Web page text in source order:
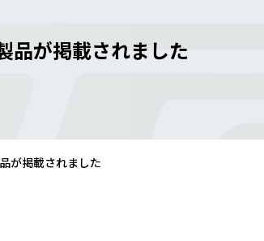
品が掲載されました
が掲載されました